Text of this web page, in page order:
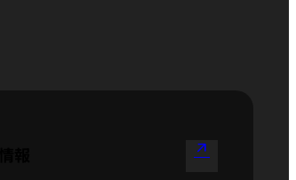
arrow_outward